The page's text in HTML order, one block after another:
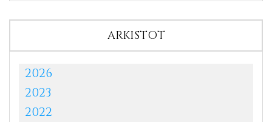
ARKISTOT
2026
2023
2022